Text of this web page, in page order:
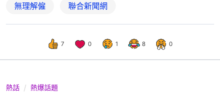
無理解僱 聯合新聞網
7 0 1 8 0
熱話 熱爆話題